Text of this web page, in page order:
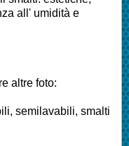
all' umidità e
altre foto:
semilavabili, smalti